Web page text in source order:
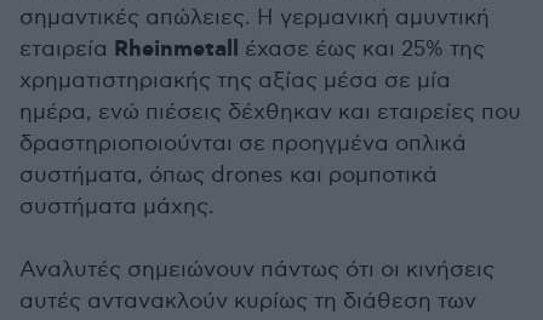
σημαντικές απώλειες. Η γερμανική αμυντική
εταιρεία Rheinmetall έχασε έως και 25% της
χρηματιστηριακής της αξίας μέσα σε μία
ημέρα, ενώ πιέσεις δέχθηκαν και εταιρείες που
δραστηριοποιούνται σε προηγμένα οπλικά
συστήματα, όπως drones και ρομποτικά
συστήματα μάχης.
Αναλυτές σημειώνουν πάντως ότι οι κινήσεις
αυτές αντανακλούν κυρίως τη διάθεση των